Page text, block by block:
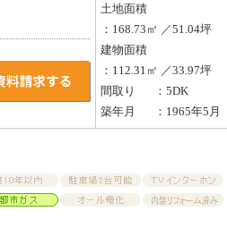
土地面積
：168.73㎡ ／51.04坪
建物面積
：112.31㎡ ／33.97坪
間取り
：5DK
築年月
：1965年5月